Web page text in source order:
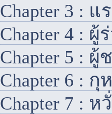
Chapter 3 : แ
Chapter 4 : ผู้
Chapter 5 :
Chapter 6 :
Chapter 7 : ห